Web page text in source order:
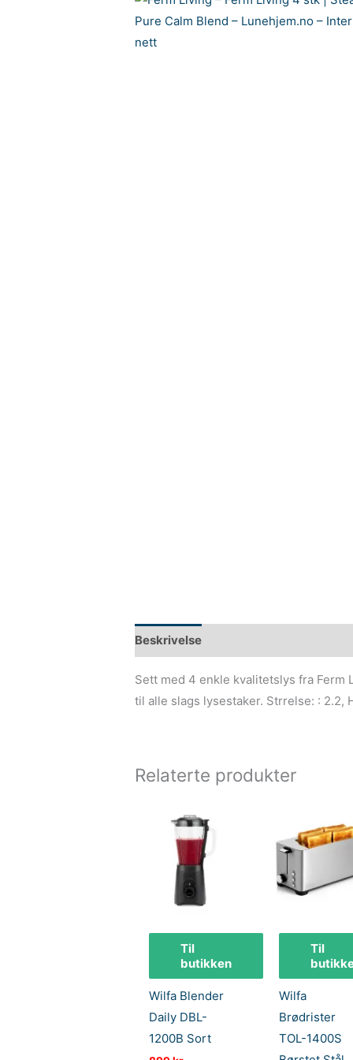
Beskrivelse
Sett med 4 enkle kvalitetslys fra
til alle slags lysestaker. Strrelse: : 2.2,
Relaterte produkter
Til
butikken
Wilfa Blender
Daily DBL-
1200B Sort
Til
Wilfa
Brødrister
TOL-1400S